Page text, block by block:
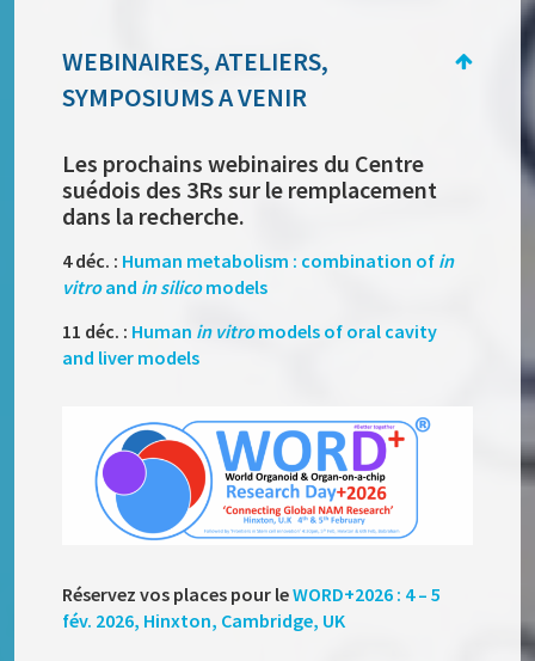
WEBINAIRES, ATELIERS,
SYMPOSIUMS A VENIR
Les prochains webinaires du Centre
suédois des 3Rs sur le remplacement
dans la recherche.
4 déc. : Human metabolism : combination of in
vitroand in silicomodels
11 déc. : Human in vitromodels of oral cavity
and liver models
Réservez vos places pour leWORD+2026 : 4 – 5
fév. 2026, Hinxton, Cambridge, UK